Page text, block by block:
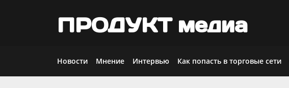
ПРОДУКТ медиа
Новости Мнение Интервью Как попасть в торговые сети